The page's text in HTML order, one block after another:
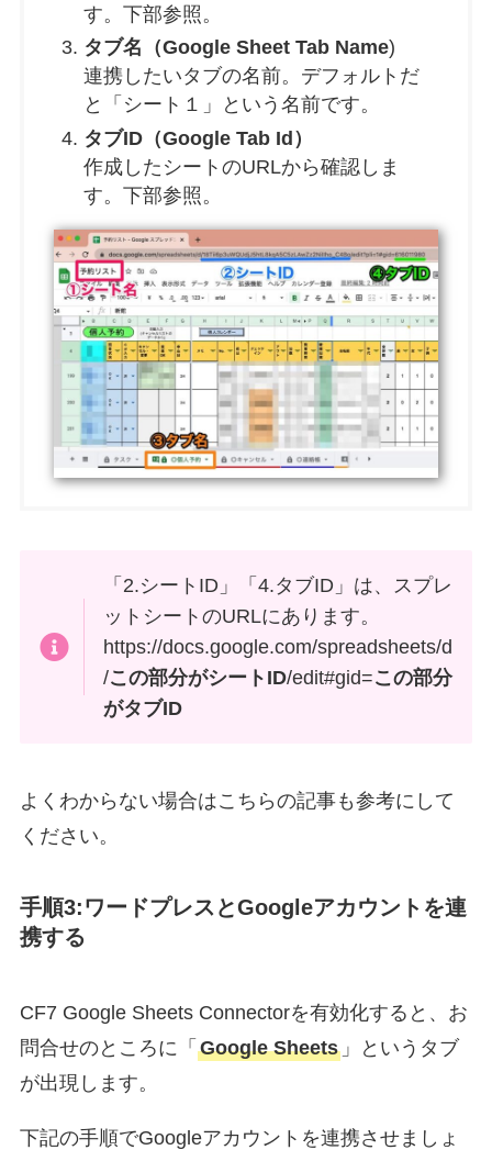
す。下部参照。
タブ名（Google Sheet Tab Name)
連携したいタブの名前。デフォルトだ
と「シート１」という名前です。
タブID（Google Tab Id）
作成したシートのURLから確認しま
す。下部参照。
「2.シートID」「4.タブID」は、スプレ
ットシートのURLにあります。
https://docs.google.com/spreadsheets/d
/この部分がシートID/edit#gid=この部分
がタブID
よくわからない場合はこちらの記事も参考にして
ください。
手順3:ワードプレスとGoogleアカウントを連
携する
CF7 Google Sheets Connectorを有効化すると、お
問合せのところに「 Google Sheets」というタブ
が出現します。
下記の手順でGoogleアカウントを連携させましょ